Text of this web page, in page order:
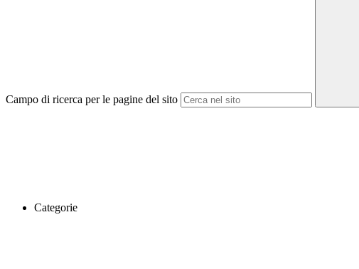
Campo di ricerca per le pagine del sito
Categorie